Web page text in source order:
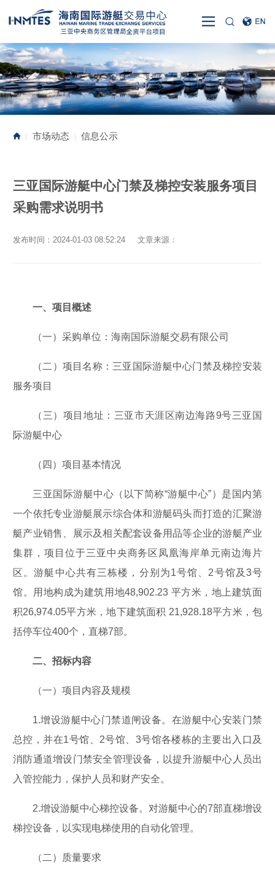
| 市场动态 | 信息公示
三亚国际游艇中心门禁及梯控安装服务项目
采购需求说明书
发布时间：2024-01-03 08:52:24 文章来源：
一、项目概述
（一）采购单位：海南国际游艇交易有限公司
（二）项目名称：三亚国际游艇中心门禁及梯控安装
服务项目
（三）项目地址：三亚市天涯区南边海路9号三亚国
际游艇中心
（四）项目基本情况
三亚国际游艇中心（以下简称“游艇中心”）是国内第
一个依托专业游艇展示综合体和游艇码头而打造的汇聚游
艇产业销售、展示及相关配套设备用品等企业的游艇产业
集群，项目位于三亚中央商务区凤凰海岸单元南边海片
区。游艇中心共有三栋楼，分别为1号馆、2号馆及3号
馆。用地构成为建筑用地48,902.23 平方米，地上建筑面
积26,974.05平方米，地下建筑面积 21,928.18平方米，包
括停车位400个，直梯7部。
二、招标内容
（一）项目内容及规模
1.增设游艇中心门禁道闸设备。在游艇中心安装门禁
总控，并在1号馆、2号馆、3号馆各楼栋的主要出入口及
消防通道增设门禁安全管理设备，以提升游艇中心人员出
入管控能力，保护人员和财产安全。
2.增设游艇中心梯控设备。对游艇中心的7部直梯增设
梯控设备，以实现电梯使用的自动化管理。
（二）质量要求